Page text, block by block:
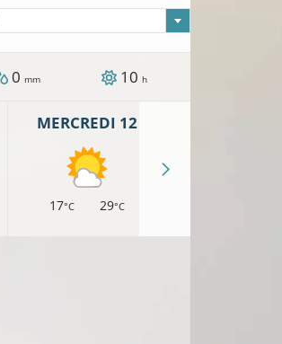
0 mm 10 h
MERCREDI 12
17°C 29°C